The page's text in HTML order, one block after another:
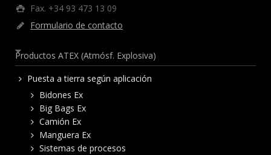
Fax. +34 93 473 13 09
Formulario de contacto
Productos ATEX (Atmósf. Explosiva)
Puesta a tierra según aplicación
Bidones Ex
Big Bags Ex
Camión Ex
Manguera Ex
Sistemas de procesos